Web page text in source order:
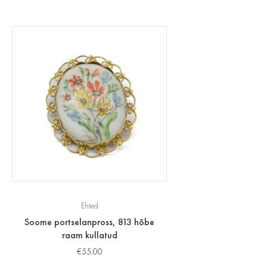
Ehted
Soome portselanpross, 813 hõbe
raam kullatud
€55.00